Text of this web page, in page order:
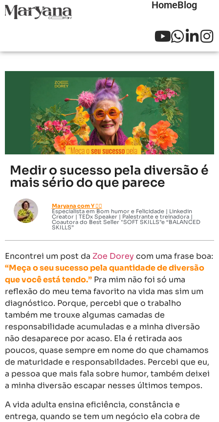
Blog
Home
Medir o sucesso pela diversão é
mais sério do que parece
Maryana com Y 🏳️‍🌈
Especialista em Bom humor e Felicidade | Linkedin
Creator | TEDx Speaker | Palestrante e treinadora |
Coautora do Best Seller "SOFT SKILLS"e “BALANCED
SKILLS”
Encontrei um post da Zoe Dorey com uma frase boa:
“Meça o seu sucesso pela quantidade de diversão
que você está tendo.” Pra mim não foi só uma
reflexão do meu tema favorito na vida mas sim um
diagnóstico. Porque, percebi que o trabalho
também me trouxe algumas camadas de
responsabilidade acumuladas e a minha diversão
não desaparece por acaso. Ela é retirada aos
poucos, quase sempre em nome do que chamamos
de maturidade e responsabildades. Percebi que eu,
a pessoa que mais fala sobre humor, também deixei
a minha diversão escapar nesses últimos tempos.
A vida adulta ensina eficiência, constância e
entrega, quando se tem um negócio ela cobra de